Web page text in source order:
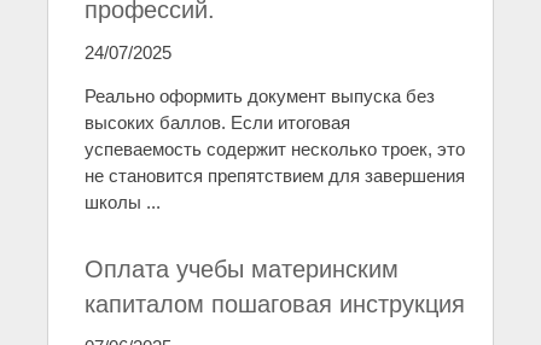
профессий.
24/07/2025
Реально оформить документ выпуска без
высоких баллов. Если итоговая
успеваемость содержит несколько троек, это
не становится препятствием для завершения
школы ...
Оплата учебы материнским
капиталом пошаговая инструкция